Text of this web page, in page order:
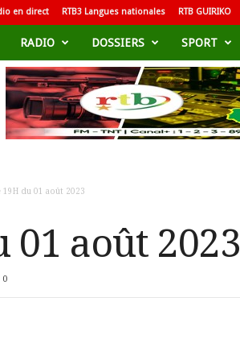
en direct RTB3 Langues nationales RTB GUIRIKO
RADIO DOSSIERS SPORT
19H du 01 août 2023
01 août 2023
0